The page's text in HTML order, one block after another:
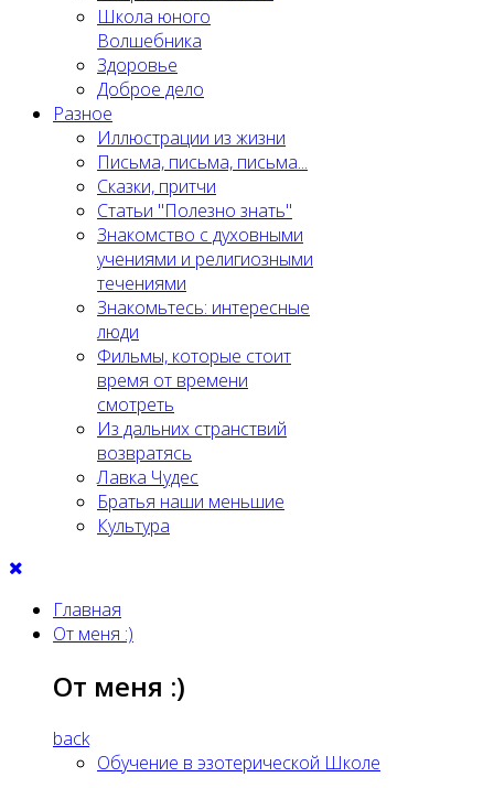
Школа юного
Волшебника
Здоровье
Доброе дело
Разное
Иллюстрации из жизни
Письма, письма, письма...
Сказки, притчи
Статьи "Полезно знать"
Знакомство с духовными
учениями и религиозными
течениями
Знакомьтесь: интересные
люди
Фильмы, которые стоит
время от времени
смотреть
Из дальних странствий
возвратясь
Лавка Чудес
Братья наши меньшие
Культура
Главная
От меня :)
От меня :)
back
Обучение в эзотерической Школе